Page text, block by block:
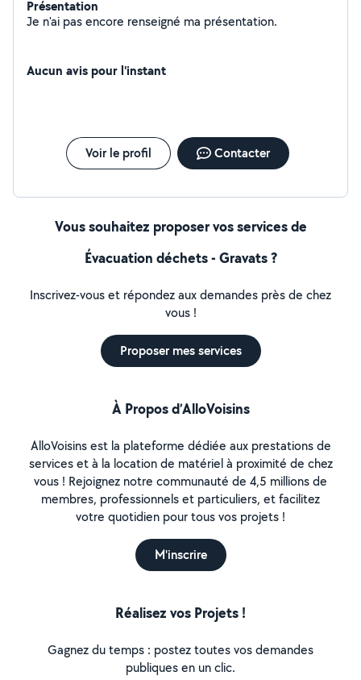
Présentation
Je n'ai pas encore renseigné ma présentation.
Aucun avis pour l'instant
Voir le profil Contacter
Vous souhaitez proposer vos services de
Évacuation déchets - Gravats ?
Inscrivez-vous et répondez aux demandes près de chez
vous !
Proposer mes services
À Propos d’AlloVoisins
AlloVoisins est la plateforme dédiée aux prestations de
services et à la location de matériel à proximité de chez
vous ! Rejoignez notre communauté de 4,5 millions de
membres, professionnels et particuliers, et facilitez
votre quotidien pour tous vos projets !
M'inscrire
Réalisez vos Projets !
Gagnez du temps : postez toutes vos demandes
publiques en un clic.